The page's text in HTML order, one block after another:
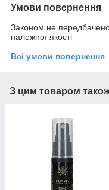
Умови повернення
Законом не
належної якості
Всі умови повернення
З цим товаром